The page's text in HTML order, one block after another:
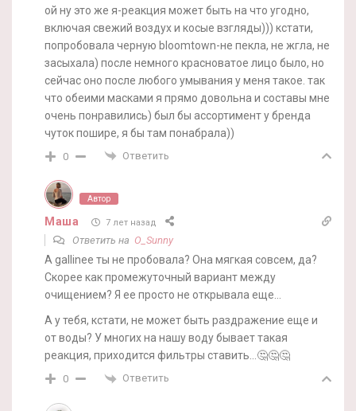
ой ну это же я-реакция может быть на что угодно,
включая свежий воздух и косые взгляды))) кстати,
попробовала черную bloomtown-не пекла, не жгла, не
засыхала) после немного красноватое лицо было, но
сейчас оно после любого умывания у меня такое. так
что обеими масками я прямо довольна и составы мне
очень понравились) был бы ассортимент у бренда
чуток пошире, я бы там понабрала))
0 Ответить
Автор
Маша 7 лет назад
Ответить на O_Sunny
А gallinee ты не пробовала? Она мягкая совсем, да?
Скорее как промежуточный вариант между
очищением? Я ее просто не открывала еще…
А у тебя, кстати, не может быть раздражение еще и
от воды? У многих на нашу воду бывает такая
реакция, приходится фильтры ставить…🤔🤔🤔
0 Ответить